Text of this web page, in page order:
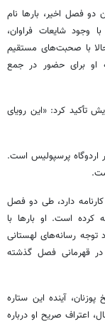
فصل اخیر، بارها نام
وجود شایعات فراوان،
با صحبت‌های مستقیم
او برای حضور در جمع
تأکید کرد: «این رویای
قلی‌زاده در اردوگاه پرسپولیس است.
دارد، طی دو فصل
کرده است. او بارها با
رسانه‌های لهستانی
قهرمانی فصل گذشته
آینده این ستاره
اعتراف صریح او درباره